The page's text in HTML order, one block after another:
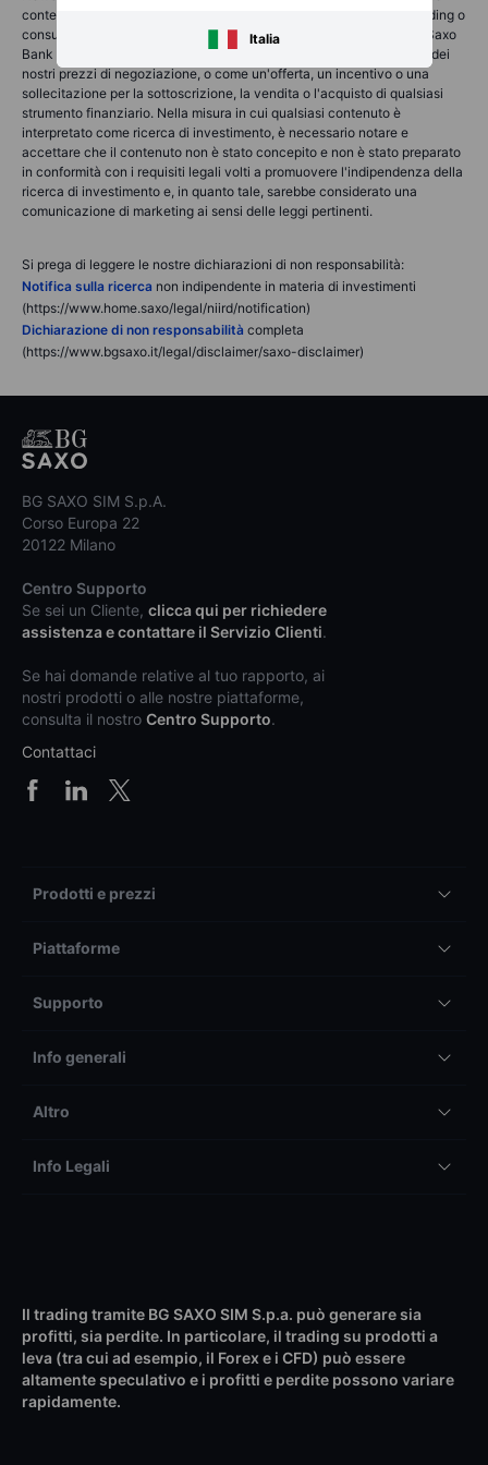
Italia
contenente) consulenza finanziaria, di investimento, fiscale o di trading o
consulenza di qualsiasi tipo offerta, raccomandata o approvata da Saxo
Bank Group e non deve essere interpretata come una registrazione dei
nostri prezzi di negoziazione, o come un'offerta, un incentivo o una
sollecitazione per la sottoscrizione, la vendita o l'acquisto di qualsiasi
strumento finanziario. Nella misura in cui qualsiasi contenuto è
interpretato come ricerca di investimento, è necessario notare e
accettare che il contenuto non è stato concepito e non è stato preparato
in conformità con i requisiti legali volti a promuovere l'indipendenza della
ricerca di investimento e, in quanto tale, sarebbe considerato una
comunicazione di marketing ai sensi delle leggi pertinenti.
Si prega di leggere le nostre dichiarazioni di non responsabilità:
Notifica sulla ricerca non indipendente in materia di investimenti
(https://www.home.saxo/legal/niird/notification)
Dichiarazione di non responsabilità completa
(https://www.bgsaxo.it/legal/disclaimer/saxo-disclaimer)
BG SAXO SIM S.p.A.
Corso Europa 22
20122 Milano
Centro Supporto
Se sei un Cliente, clicca qui per richiedere
assistenza e contattare il Servizio Clienti.
Se hai domande relative al tuo rapporto, ai
nostri prodotti o alle nostre piattaforme,
consulta il nostro Centro Supporto.
Contattaci
Prodotti e prezzi
Piattaforme
Supporto
Info generali
Altro
Info Legali
Il trading tramite BG SAXO SIM S.p.a. può generare sia
profitti, sia perdite. In particolare, il trading su prodotti a
leva (tra cui ad esempio, il Forex e i CFD) può essere
altamente speculativo e i profitti e perdite possono variare
rapidamente.